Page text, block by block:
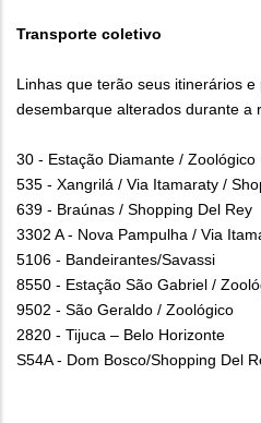
Transporte coletivo
Linhas que terão seus itinerários
desembarque alterados durante a
30 - Estação Diamante / Zoológico
535 - Xangrilá / Via Itamaraty /
639 - Braúnas / Shopping Del Rey
3302 A - Nova Pampulha / Via
5106 - Bandeirantes/Savassi
8550 - Estação São Gabriel /
9502 - São Geraldo / Zoológico
2820 - Tijuca – Belo Horizonte
S54A - Dom Bosco/Shopping Del